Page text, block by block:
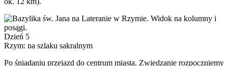
Dzień 5
Rzym: na szlaku sakralnym
Po śniadaniu przejazd do centrum miasta. Zwiedzanie rozpoczniemy